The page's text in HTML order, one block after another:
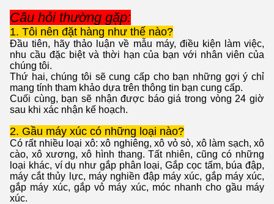
Câu hỏi thường gặp:
1. Tôi nên đặt hàng như thế nào?
Đầu tiên, hãy thảo luận về mẫu máy, điều kiện làm việc,
nhu cầu đặc biệt và thời hạn của bạn với nhân viên của
chúng tôi.
Thứ hai, chúng tôi sẽ cung cấp cho bạn những gợi ý chỉ
mang tính tham khảo dựa trên thông tin bạn cung cấp.
Cuối cùng, bạn sẽ nhận được báo giá trong vòng 24 giờ
sau khi xác nhận kế hoạch.
2. Gầu máy xúc có những loại nào?
Có rất nhiều loại xô: xô nghiêng, xô vỏ sò, xô làm sạch, xô
cào, xô xương, xô hình thang. Tất nhiên, cũng có những
loại khác, ví dụ như gắp phân loại, Gắp cọc tấm, búa đập,
máy cắt thủy lực, máy nghiền đập máy xúc, gắp máy xúc,
gắp máy xúc, gắp vỏ máy xúc, móc nhanh cho gầu máy
xúc.